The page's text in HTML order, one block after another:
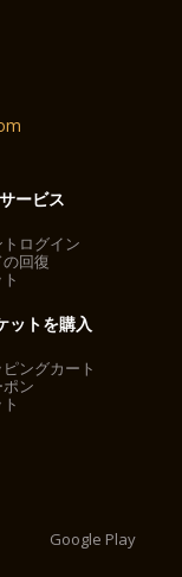
ービス
ログイン
回復
ットを購入
ングカート
ン